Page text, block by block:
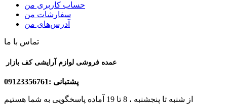
حساب کاربری من
سفارشات من
آدرس‌های من
تماس با ما
پشتبانی :09123356761
از شنبه تا پنجشنبه ، 8 تا 19 آماده پاسخگویی به شما هستیم